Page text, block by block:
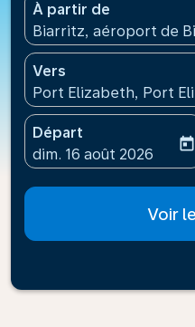
À partir de
Biarritz, aéroport de
Vers
Port Elizabeth, Port
Départ
fc-booking-
dim. 16 août 2026
today
Voir